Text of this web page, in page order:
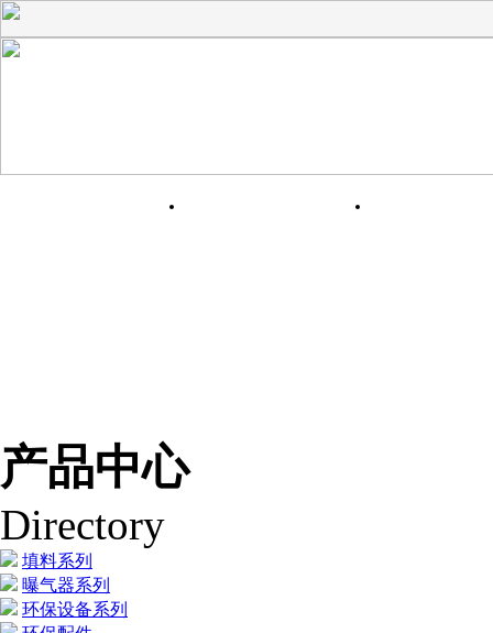
产品中心
Directory
填料系列
曝气器系列
环保设备系列